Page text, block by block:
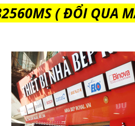
( ĐỔI QUA